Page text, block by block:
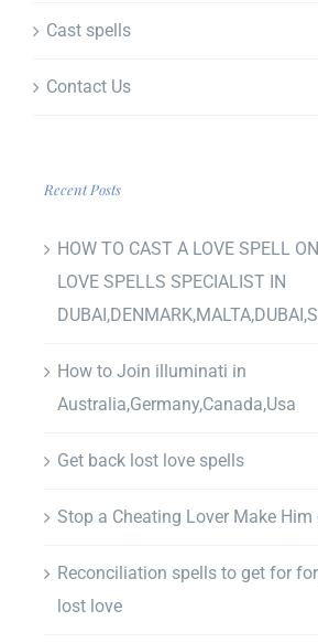
Cast spells
Contact Us
Recent Posts
HOW TO CAST A LOVE SPELL
LOVE SPELLS SPECIALIST IN
How to Join illuminati in
Australia,Germany,Canada,Usa
Get back lost love spells
Stop a Cheating Lover Make
Reconciliation spells to get for
lost love